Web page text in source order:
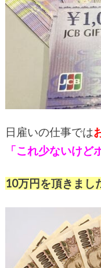
日雇いの仕事では
「これ少ないけど
10万円を頂きまし